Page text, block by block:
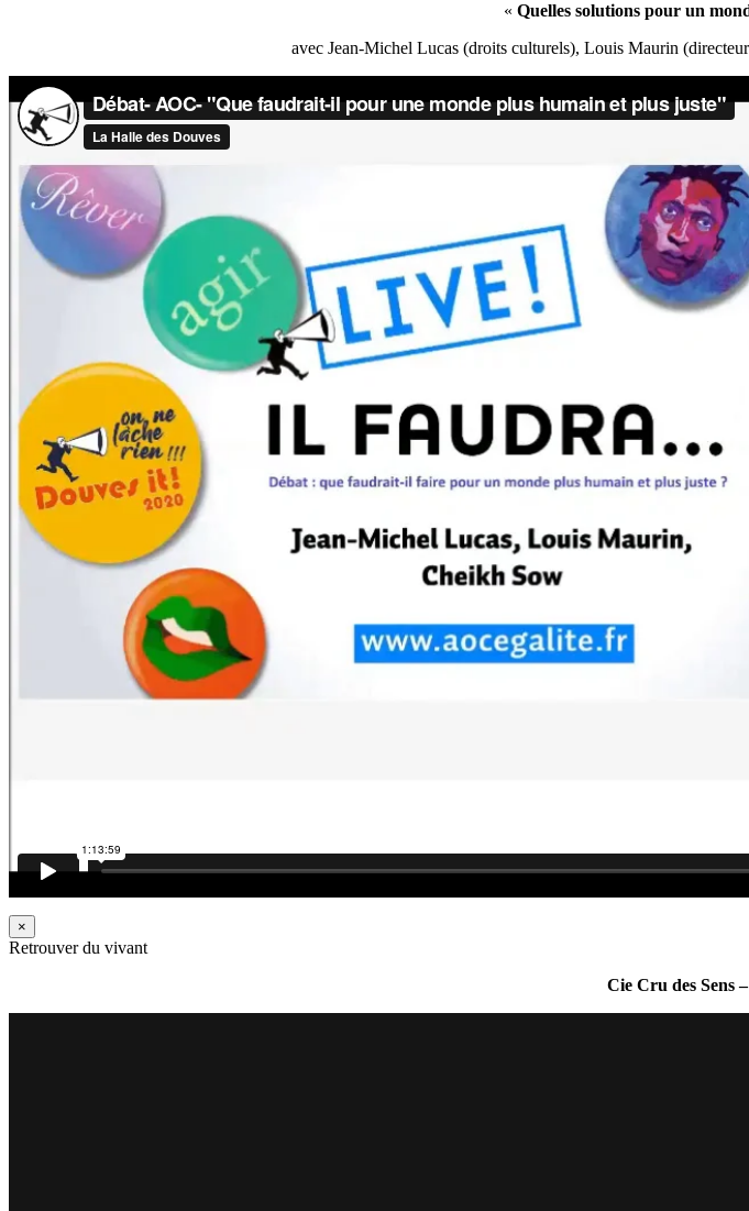
« Quelles solutions pour un
avec Jean-Michel Lucas (droits culturels), Louis Maurin
×
Retrouver du vivant
Cie Cru des Sens